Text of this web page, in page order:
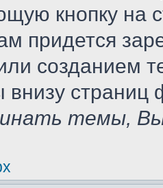
кнопку
придется
созданием
внизу
темы,